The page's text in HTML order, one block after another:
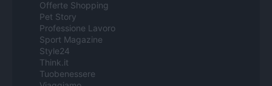
Offerte Shopping
Pet Story
Professione Lavoro
Sport Magazine
Style24
Think.it
Tuobenessere